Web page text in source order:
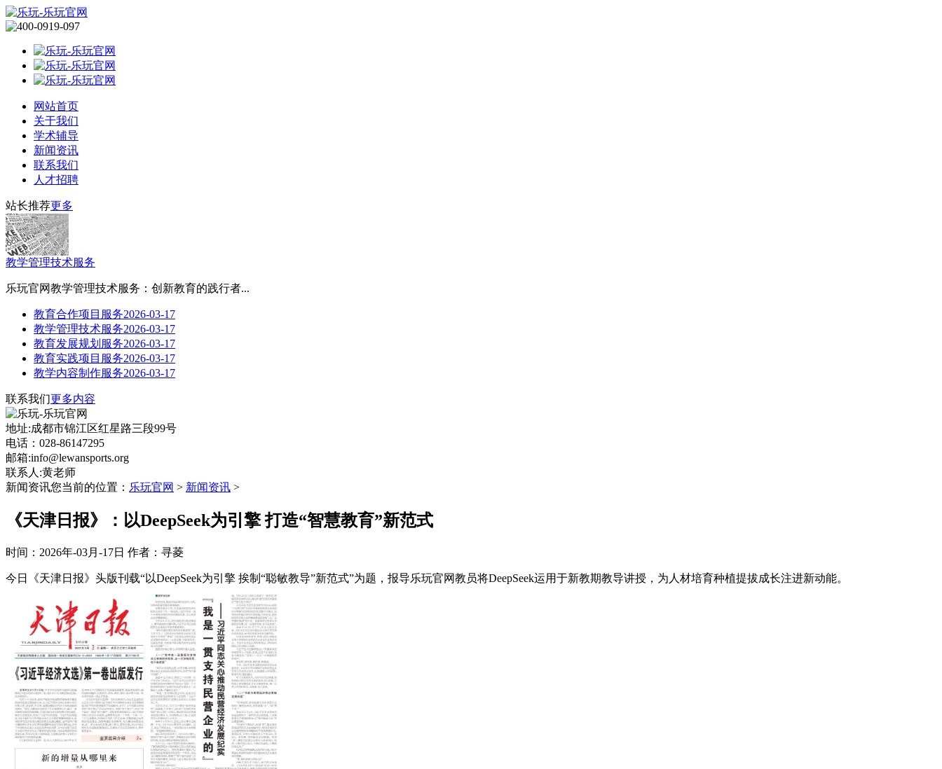
网站首页
关于我们
学术辅导
新闻资讯
联系我们
人才招聘
站长推荐更多
教学管理技术服务
乐玩官网教学管理技术服务：创新教育的践行者...
教育合作项目服务2026-03-17
教学管理技术服务2026-03-17
教育发展规划服务2026-03-17
教育实践项目服务2026-03-17
教学内容制作服务2026-03-17
联系我们更多内容
地址:成都市锦江区红星路三段99号
电话：028-86147295
邮箱:info@lewansports.org
联系人:黄老师
新闻资讯您当前的位置： 乐玩官网 > 新闻资讯 >
《天津日报》：以DeepSeek为引擎 打造“智慧教育”新范式
时间：2026年-03月-17日 作者：寻菱
今日《天津日报》头版刊载“以DeepSeek为引擎 挨制“聪敏教导”新范式”为题，报导乐玩官网教员将DeepSeek运用于新教期教导讲授，为人材培育种植提拔成长注进新动能。